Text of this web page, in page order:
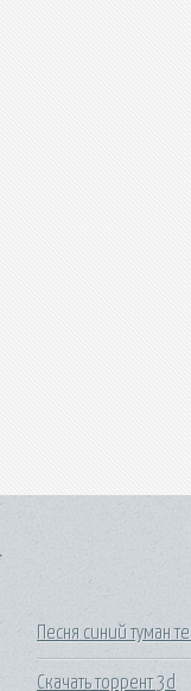
Песня синий туман
Скачать торрент 3d